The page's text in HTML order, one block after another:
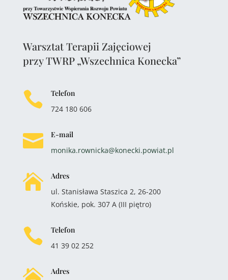
Warsztat Terapii Zajęciowej
przy TWRP „Wszechnica Konecka”

Telefon
724 180 606

E-mail
monika.rownicka@konecki.powiat.pl

Adres
ul. Stanisława Staszica 2, 26-200
Końskie, pok. 307 A (III piętro)

Telefon
41 39 02 252
Adres